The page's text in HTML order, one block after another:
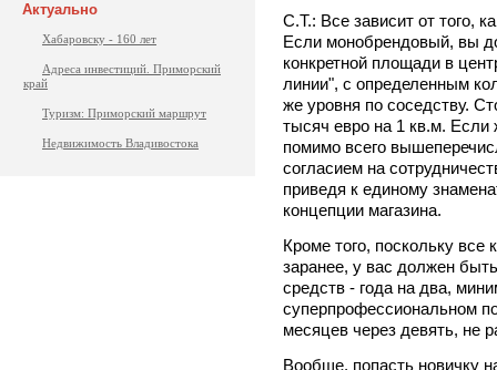
Актуально
Хабаровску - 160 лет
Адреса инвестиций. Приморский
край
Туризм: Приморский маршрут
Недвижимость Владивостока
С.Т.: Все зависит от того,
Если монобрендовый, вы
конкретной площади в
линии", с определенным
же уровня по соседству.
тысяч евро на 1 кв.м. Если
помимо всего
согласием на
приведя к единому
концепции магазина.
Кроме того, поскольку все
заранее, у вас должен
средств - года на два,
суперпрофессиональном
месяцев через девять, не
Вообще, попасть новичку